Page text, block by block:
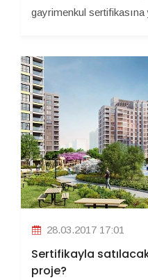
gayrimenkul sertifikasına
28.03.2017 17:01
Sertifikayla
proje?